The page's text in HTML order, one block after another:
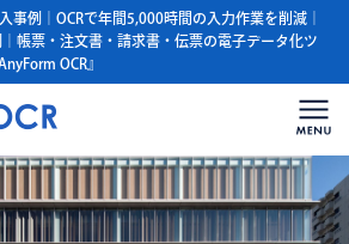
事例｜OCRで年間5,000時間の入力作業を削減｜
帳票・注文書・請求書・伝票の電子データ化ツ
OCR』